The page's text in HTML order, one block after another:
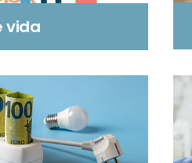
vida